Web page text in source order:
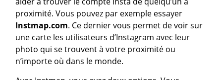
proximité. Vous pouvez par exemple essayer
Instmap.com. Ce dernier vous permet de voir sur
une carte les utilisateurs d’Instagram avec leur
photo qui se trouvent à votre proximité ou
n’importe où dans le monde.